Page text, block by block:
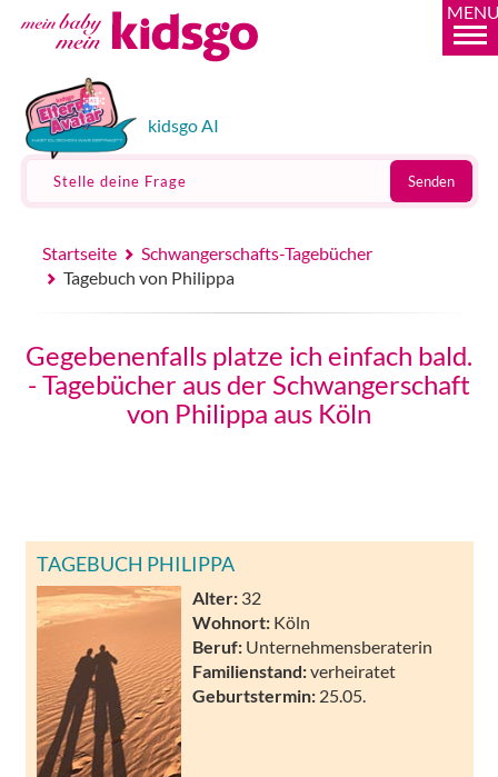
kidsgo AI
Stelle deine Frage Senden
Startseite
Schwangerschafts-Tagebücher
Tagebuch von Philippa
Gegebenenfalls platze ich einfach bald.
- Tagebücher aus der Schwangerschaft
von Philippa aus Köln
TAGEBUCH PHILIPPA
Alter: 32
Wohnort: Köln
Beruf: Unternehmensberaterin
Familienstand:verheiratet
Geburtstermin: 25.05.